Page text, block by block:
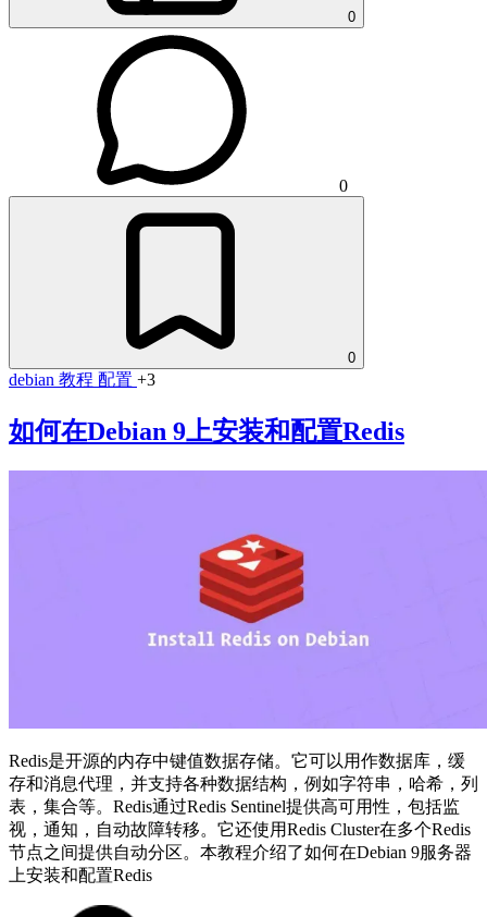
0
0
0
debian 教程 配置 +3
如何在Debian 9上安装和配置Redis
Redis是开源的内存中键值数据存储。它可以用作数据库，缓
存和消息代理，并支持各种数据结构，例如字符串，哈希，列
表，集合等。Redis通过Redis Sentinel提供高可用性，包括监
视，通知，自动故障转移。它还使用Redis Cluster在多个Redis
节点之间提供自动分区。本教程介绍了如何在Debian 9服务器
上安装和配置Redis